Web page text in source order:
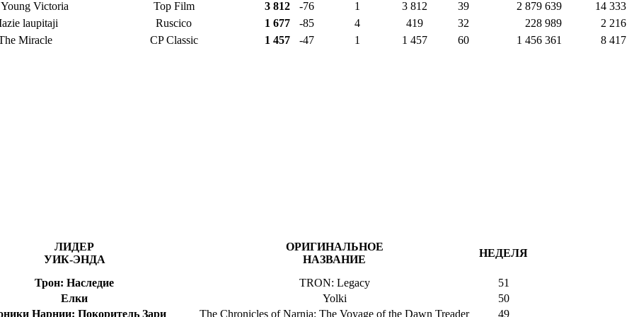
Victoria Top Film 3 812 -76 1 3 812 39 2 879 639
14 333
laupitaji
Ruscico 1 677 -85 4 419 32 228 989
2 216
Miracle
CP Classic 1 457 -47 1 1 457 60 1 456 361 8 417
ЛИДЕР
УИК-ЭНДА
ОРИГИНАЛЬНОЕ
НАЗВАНИЕ
НЕДЕЛЯ
Трон: Наследие TRON: Legacy
51
Елки
Yolki
50
Нарнии: Покоритель Зари
The Chronicles of Narnia: The Voyage of the Dawn Treader 49